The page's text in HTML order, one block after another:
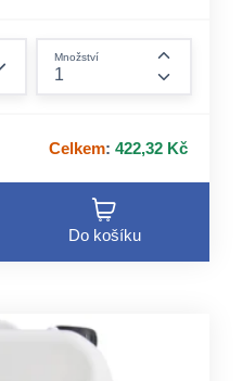
Množství
Celkem: 422,32 Kč
Do košíku